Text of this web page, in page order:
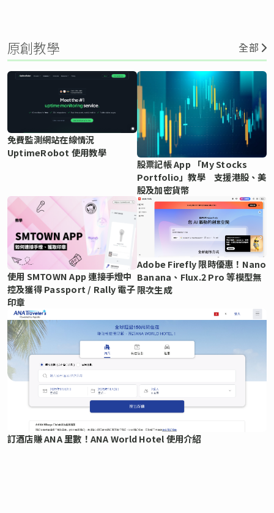
原創教學 全部
免費監測網站在線情況
UptimeRobot 使用教學
股票記帳 App 「My Stocks
Portfolio」教學 支援港股、美
股及加密貨幣
使用 SMTOWN App 連接手燈中
控及獲得 Passport / Rally 電子
印章
Adobe Firefly 限時優惠！Nano
Banana、Flux.2 Pro 等模型無
限次生成
訂酒店賺 ANA 里數！ANA World Hotel 使用介紹